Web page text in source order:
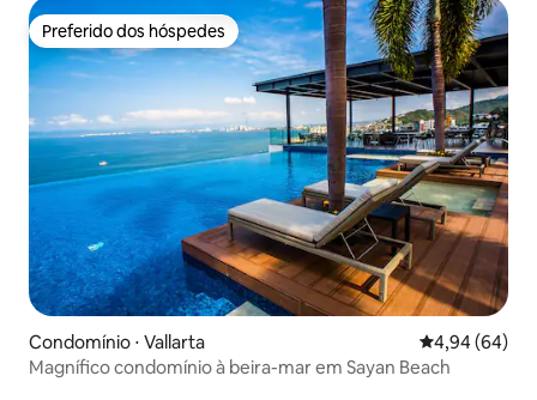
Preferido dos hóspedes
Preferido dos hóspedes
Condomínio ⋅ Vallarta 4,94 de uma
4,94 (64)
Magnífico condomínio à beira-mar em Sayan Beach